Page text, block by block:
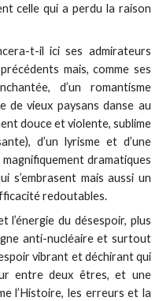
celle qui a perdu la raison
t-il ici ses admirateurs
mais, comme ses
d’un romantisme
de vieux paysans danse au
douce et violente, sublime
d’un lyrisme et d’une
dramatiques
s’embrasent mais aussi un
redoutables.
du désespoir, plus
anti-nucléaire et surtout
vibrant et déchirant qui
entre deux êtres, et une
l’Histoire, les erreurs et la